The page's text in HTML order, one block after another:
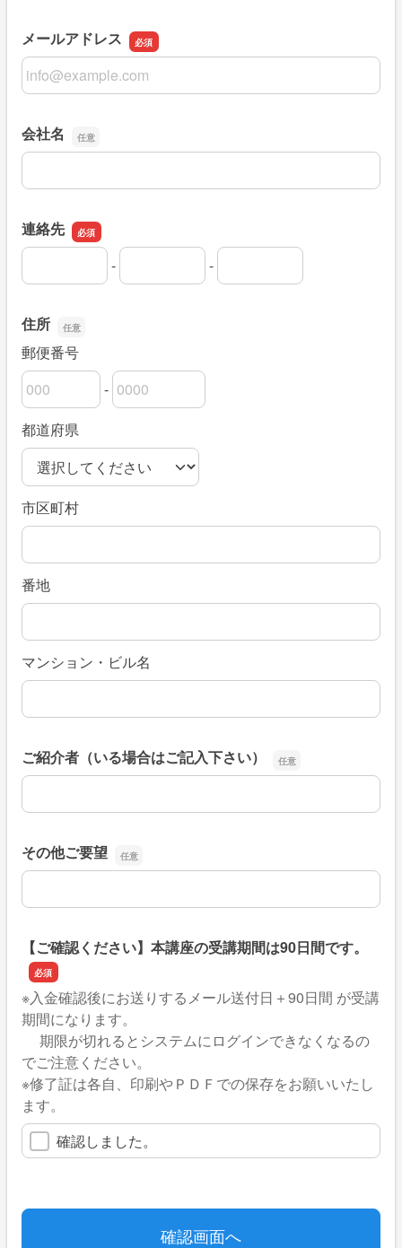
メールアドレス
メールアドレス
会社名
会社名
連絡先
連絡先の市外局番
-
連絡先の市内局番 -
連絡先の加入者番号
住所
郵便番号
郵便番号の上3桁
-
郵便番号の下4桁
都道府県
市区町村
番地
マンション・ビル名
ご紹介者（いる場合はご記入下さい）
ご紹介者（いる場合はご記入下さい）
その他ご要望
その他ご要望
【ご確認ください】本講座の受講期間は90日間です。
※入金確認後にお送りするメール送付日＋90日間 が受講
期間になります。
期限が切れるとシステムにログインできなくなるの
でご注意ください。
※修了証は各自、印刷やＰＤＦでの保存をお願いいたし
ます。
確認しました。